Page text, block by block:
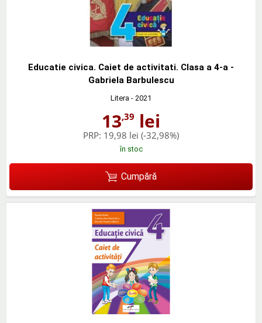
Educatie civica. Caiet de activitati. Clasa a 4-a -
Gabriela Barbulescu
Litera - 2021
13,39 lei
PRP: 19,98 lei (-32,98%)
în stoc
Cumpără